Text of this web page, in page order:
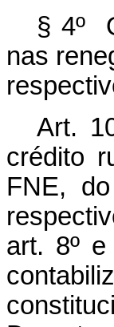
§ 4º
nas
Art.
crédito
FNE,
art. 8º